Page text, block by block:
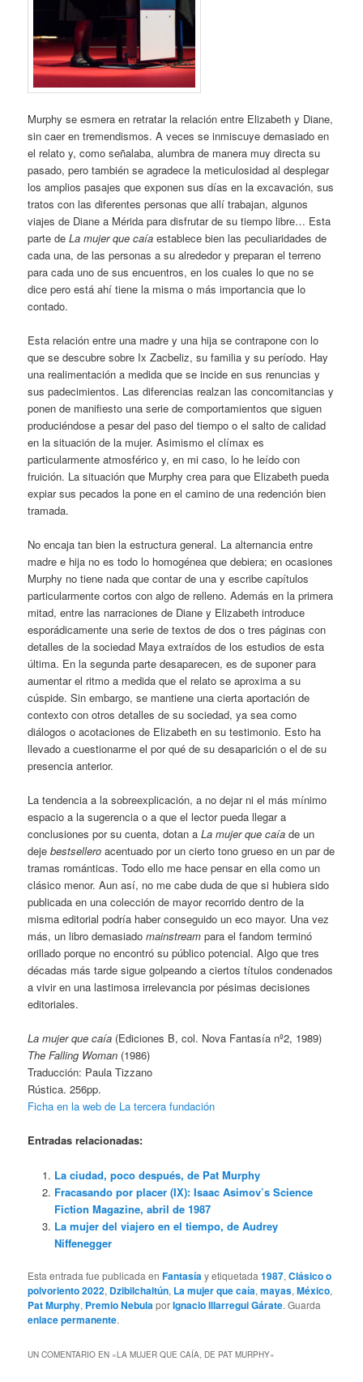
Murphy se esmera en retratar la relación entre Elizabeth y Diane,
sin caer en tremendismos. A veces se inmiscuye demasiado en
el relato y, como señalaba, alumbra de manera muy directa su
pasado, pero también se agradece la meticulosidad al desplegar
los amplios pasajes que exponen sus días en la excavación, sus
tratos con las diferentes personas que allí trabajan, algunos
viajes de Diane a Mérida para disfrutar de su tiempo libre… Esta
parte deLa mujer que caía establece bien las peculiaridades de
cada una, de las personas a su alrededor y preparan el terreno
para cada uno de sus encuentros, en los cuales lo que no se
dice pero está ahí tiene la misma o más importancia que lo
contado.
Esta relación entre una madre y una hija se contrapone con lo
que se descubre sobre Ix Zacbeliz, su familia y su período. Hay
una realimentación a medida que se incide en sus renuncias y
sus padecimientos. Las diferencias realzan las concomitancias y
ponen de manifiesto una serie de comportamientos que siguen
produciéndose a pesar del paso del tiempo o el salto de calidad
en la situación de la mujer. Asimismo el clímax es
particularmente atmosférico y, en mi caso, lo he leído con
fruición. La situación que Murphy crea para que Elizabeth pueda
expiar sus pecados la pone en el camino de una redención bien
tramada.
No encaja tan bien la estructura general. La alternancia entre
madre e hija no es todo lo homogénea que debiera; en ocasiones
Murphy no tiene nada que contar de una y escribe capítulos
particularmente cortos con algo de relleno. Además en la primera
mitad, entre las narraciones de Diane y Elizabeth introduce
esporádicamente una serie de textos de dos o tres páginas con
detalles de la sociedad Maya extraídos de los estudios de esta
última. En la segunda parte desaparecen, es de suponer para
aumentar el ritmo a medida que el relato se aproxima a su
cúspide. Sin embargo, se mantiene una cierta aportación de
contexto con otros detalles de su sociedad, ya sea como
diálogos o acotaciones de Elizabeth en su testimonio. Esto ha
llevado a cuestionarme el por qué de su desaparición o el de su
presencia anterior.
La tendencia a la sobreexplicación, a no dejar ni el más mínimo
espacio a la sugerencia o a que el lector pueda llegar a
conclusiones por su cuenta, dotan aLa mujer que caía de un
dejebestsellero acentuado por un cierto tono grueso en un par de
tramas románticas. Todo ello me hace pensar en ella como un
clásico menor. Aun así, no me cabe duda de que si hubiera sido
publicada en una colección de mayor recorrido dentro de la
misma editorial podría haber conseguido un eco mayor. Una vez
más, un libro demasiadomainstream para el fandom terminó
orillado porque no encontró su público potencial. Algo que tres
décadas más tarde sigue golpeando a ciertos títulos condenados
a vivir en una lastimosa irrelevancia por pésimas decisiones
editoriales.
La mujer que caía (Ediciones B, col. Nova Fantasía nº2, 1989)
The Falling Woman (1986)
Traducción: Paula Tizzano
Rústica. 256pp.
Ficha en la web de La tercera fundación
Entradas relacionadas:
La ciudad, poco después, de Pat Murphy
Fracasando por placer (IX): Isaac Asimov’s Science
Fiction Magazine, abril de 1987
La mujer del viajero en el tiempo, de Audrey
Niffenegger
Esta entrada fue publicada enFantasíay etiquetada1987,Clásico o
polvoriento 2022, Dzibilchaltún, La mujer que caía,mayas,México,
Pat Murphy, Premio NebulaporIgnacio Illarregui Gárate. Guarda
enlace permanente.
UN COMENTARIO EN «LA MUJER QUE CAÍA, DE PAT MURPHY»